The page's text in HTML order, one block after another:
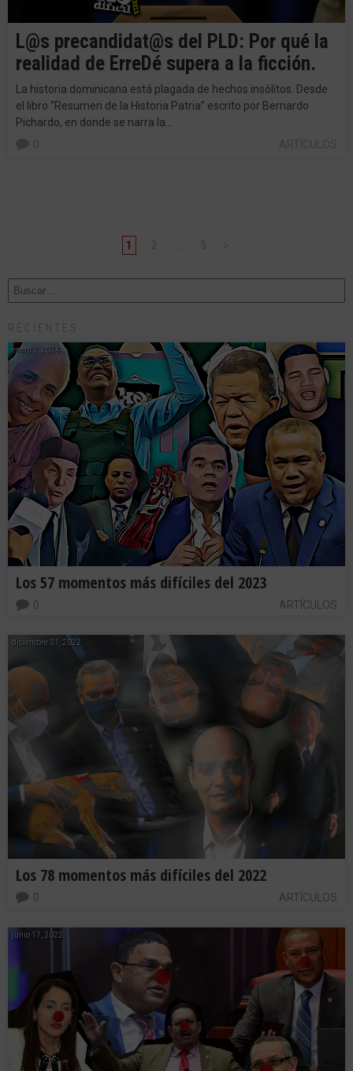
L@s precandidat@s del PLD: Por qué la
realidad de ErreDé supera a la ficción.
La historia dominicana está plagada de hechos insólitos. Desde
el libro “Resumen de la Historia Patria” escrito por Bernardo
Pichardo, en donde se narra la…
1
RECIENTES
enero 2, 2024
Los 57 momentos más difíciles del 2023
ARTÍCULOS
0
diciembre 31, 2022
Los 78 momentos más difíciles del 2022
ARTÍCULOS
0
junio 17, 2022